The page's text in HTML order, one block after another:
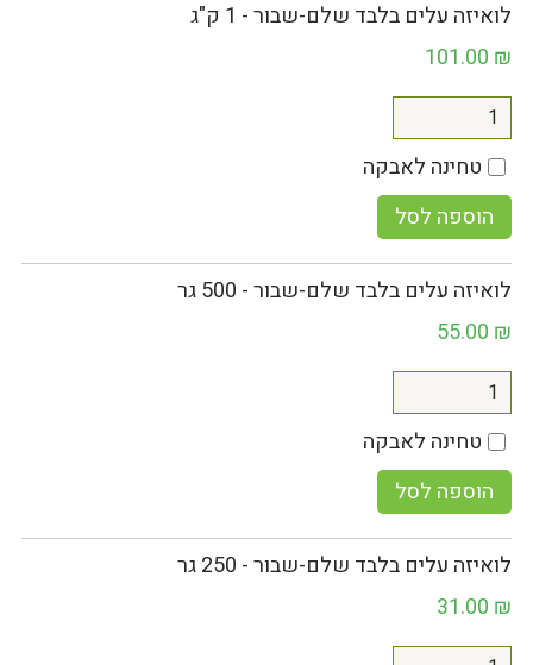
לואיזה עלים בלבד שלם-שבור - 1 ק"ג
101.00 ₪
טחינה לאבקה
הוספה לסל
לואיזה עלים בלבד שלם-שבור - 500 גר
55.00 ₪
טחינה לאבקה
הוספה לסל
לואיזה עלים בלבד שלם-שבור - 250 גר
31.00 ₪